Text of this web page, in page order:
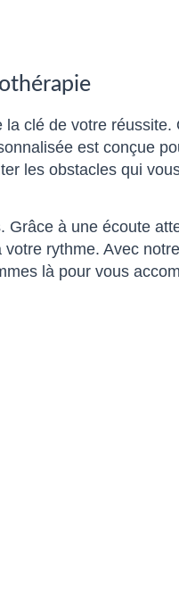
clé de votre
est conçue
les obstacles qui
à une écoute
rythme. Avec
là pour vous